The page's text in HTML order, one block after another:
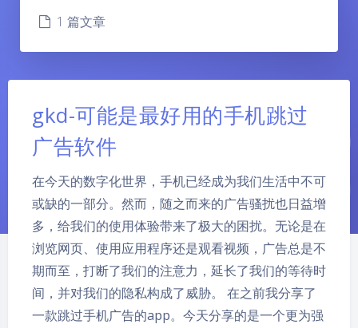
夜间模式
1 篇文章
gkd-可能是最好用的手机跳过
广告软件
在今天的数字化世界，手机已经成为我们生活中不可
或缺的一部分。然而，随之而来的广告骚扰也日益增
多，给我们的使用体验带来了极大的困扰。无论是在
浏览网页、使用应用程序还是观看视频，广告总是不
期而至，打断了我们的注意力，延长了我们的等待时
间，并对我们的隐私构成了威胁。 在之前我分享了
一款跳过手机广告的app。今天分享的是一个更为强